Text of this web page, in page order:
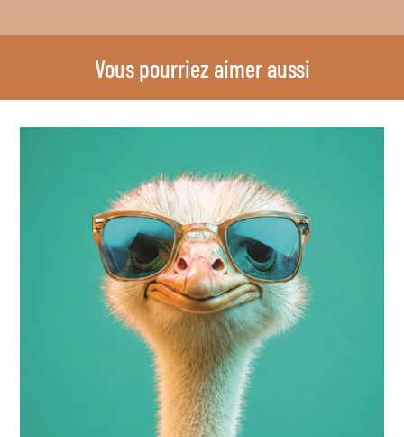
Vous pourriez aimer aussi